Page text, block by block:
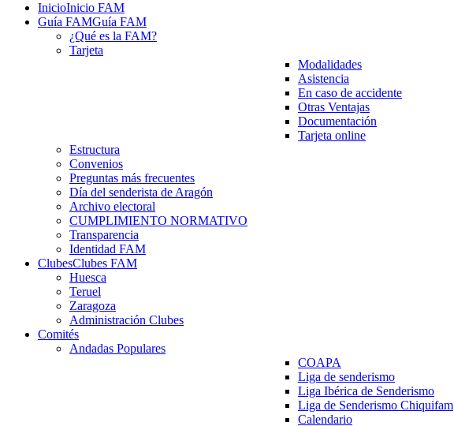
InicioInicio FAM
Guía FAMGuía FAM
¿Qué es la FAM?
Tarjeta
Modalidades
Asistencia
En caso de accidente
Otras Ventajas
Documentación
Tarjeta online
Estructura
Convenios
Preguntas más frecuentes
Día del senderista de Aragón
Archivo electoral
CUMPLIMIENTO NORMATIVO
Transparencia
Identidad FAM
ClubesClubes FAM
Huesca
Teruel
Zaragoza
Administración Clubes
Comités
Andadas Populares
COAPA
Liga de senderismo
Liga Ibérica de Senderismo
Liga de Senderismo Chiquifam
Calendario